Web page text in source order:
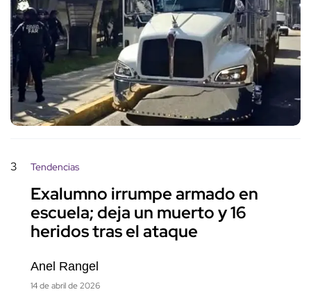
3 Tendencias
Exalumno irrumpe armado en
escuela; deja un muerto y 16
heridos tras el ataque
Anel Rangel
14 de abril de 2026